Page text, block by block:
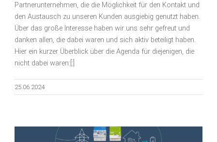
Partnerunternehmen, die die Möglichkeit für den Kontakt und
den Austausch zu unseren Kunden ausgiebig genutzt haben.
Über das große Interesse haben wir uns sehr gefreut und
danken allen, die dabei waren und sich aktiv beteiligt haben.
Hier ein kurzer Überblick über die Agenda für diejenigen, die
nicht dabei waren:[:]
25.06.2024